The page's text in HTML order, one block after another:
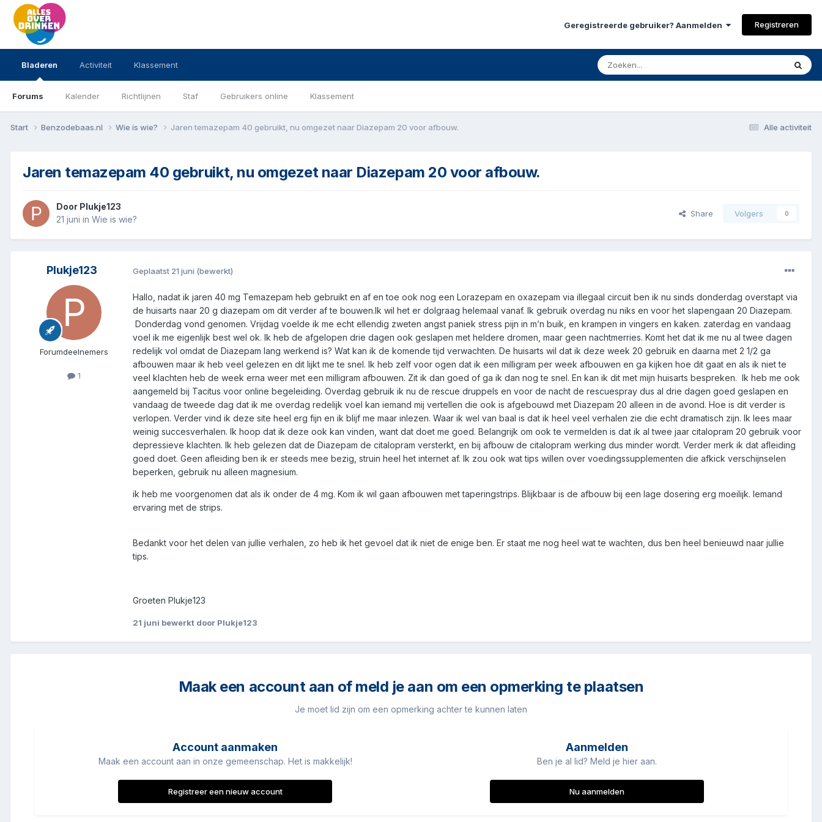
Geregistreerde gebruiker? Aanmelden Registreren
Bladeren
Forums Kalender Richtlijnen Staf Gebruikers online Klassement
Activiteit Klassement
Alle activiteit
Start Benzodebaas.nl Wie is wie? Jaren temazepam 40 gebruikt, nu omgezet naar Diazepam 20 voor afbouw.
Jaren temazepam 40 gebruikt, nu omgezet naar Diazepam 20 voor afbouw.
Door Plukje123
21 juni in Wie is wie?
Share Volgers 0
Plukje123
Forumdeelnemers
1
Geplaatst 21 juni (bewerkt)
Hallo, nadat ik jaren 40 mg Temazepam heb gebruikt en af en toe ook nog een Lorazepam en oxazepam via illegaal circuit ben ik nu sinds donderdag overstapt via
de huisarts naar 20 g diazepam om dit verder af te bouwen.Ik wil het er dolgraag helemaal vanaf. Ik gebruik overdag nu niks en voor het slapengaan 20 Diazepam.
Donderdag vond genomen. Vrijdag voelde ik me echt ellendig zweten angst paniek stress pijn in m’n buik, en krampen in vingers en kaken. zaterdag en vandaag
voel ik me eigenlijk best wel ok. Ik heb de afgelopen drie dagen ook geslapen met heldere dromen, maar geen nachtmerries. Komt het dat ik me nu al twee dagen
redelijk vol omdat de Diazepam lang werkend is? Wat kan ik de komende tijd verwachten. De huisarts wil dat ik deze week 20 gebruik en daarna met 2 1/2 ga
afbouwen maar ik heb veel gelezen en dit lijkt me te snel. Ik heb zelf voor ogen dat ik een milligram per week afbouwen en ga kijken hoe dit gaat en als ik niet te
veel klachten heb de week erna weer met een milligram afbouwen. Zit ik dan goed of ga ik dan nog te snel. En kan ik dit met mijn huisarts bespreken. Ik heb me ook
aangemeld bij Tacitus voor online begeleiding. Overdag gebruik ik nu de rescue druppels en voor de nacht de rescuespray dus al drie dagen goed geslapen en
vandaag de tweede dag dat ik me overdag redelijk voel kan iemand mij vertellen die ook is afgebouwd met Diazepam 20 alleen in de avond. Hoe is dit verder is
verlopen. Verder vind ik deze site heel erg fijn en ik blijf me maar inlezen. Waar ik wel van baal is dat ik heel veel verhalen zie die echt dramatisch zijn. Ik lees maar
weinig succesverhalen. Ik hoop dat ik deze ook kan vinden, want dat doet me goed. Belangrijk om ook te vermelden is dat ik al twee jaar citalopram 20 gebruik voor
depressieve klachten. Ik heb gelezen dat de Diazepam de citalopram versterkt, en bij afbouw de citalopram werking dus minder wordt. Verder merk ik dat afleiding
goed doet. Geen afleiding ben ik er steeds mee bezig, struin heel het internet af. Ik zou ook wat tips willen over voedingssupplementen die afkick verschijnselen
beperken, gebruik nu alleen magnesium.
ik heb me voorgenomen dat als ik onder de 4 mg. Kom ik wil gaan afbouwen met taperingstrips. Blijkbaar is de afbouw bij een lage dosering erg moeilijk. Iemand
ervaring met de strips.
Bedankt voor het delen van jullie verhalen, zo heb ik het gevoel dat ik niet de enige ben. Er staat me nog heel wat te wachten, dus ben heel benieuwd naar jullie
tips.
Groeten Plukje123
21 juni bewerkt door Plukje123
Maak een account aan of meld je aan om een opmerking te plaatsen
Je moet lid zijn om een opmerking achter te kunnen laten
Account aanmaken
Maak een account aan in onze gemeenschap. Het is makkelijk!
Registreer een nieuw account
Aanmelden
Ben je al lid? Meld je hier aan.
Nu aanmelden